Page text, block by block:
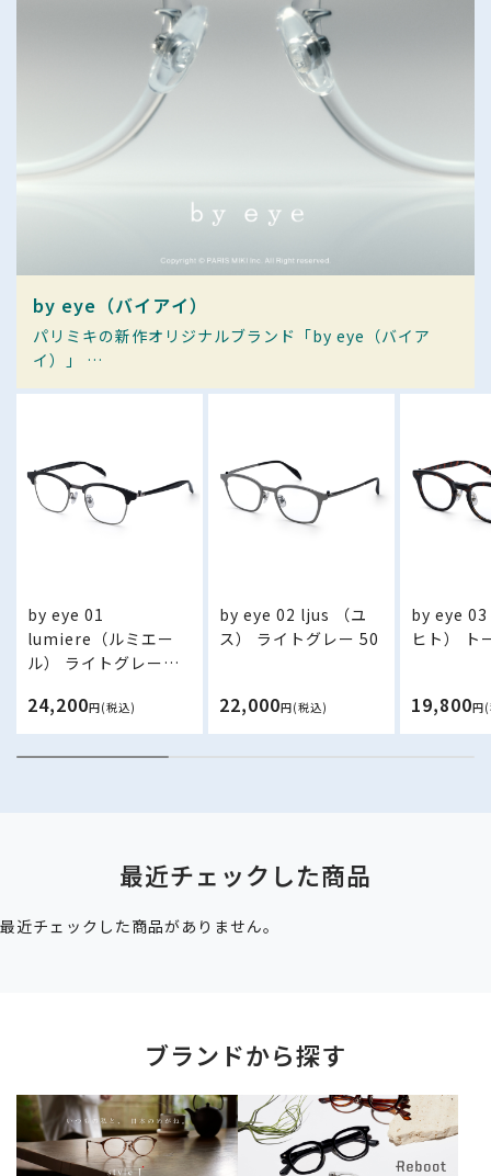
by eye（バイアイ）
パリミキの新作オリジナルブランド「by eye（バイア
イ）」
"光"をテーマとした11モデルが登場。
by eye 01
lumiere（ルミエー
ル） ライトグレー／
24,200円(税込)
by eye 02 ljus （ユ
ス） ライトグレー 50
22,000円(税込)
by eye
ヒト） ト
19,800円
最近チェックした商品
最近チェックした商品がありません。
ブランドから探す